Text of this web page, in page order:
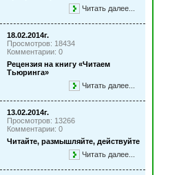
Читать далее...
18.02.2014г.
Просмотров: 18434
Комментарии: 0
Рецензия на книгу «Читаем
Тьюринга»
Читать далее...
13.02.2014г.
Просмотров: 13266
Комментарии: 0
Читайте, размышляйте, действуйте
Читать далее...